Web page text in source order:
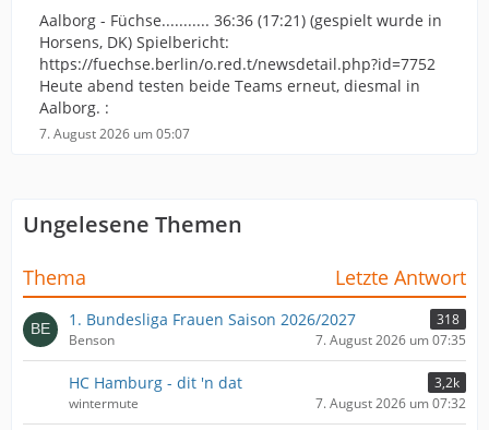
Aalborg - Füchse........... 36:36 (17:21) (gespielt wurde in
Horsens, DK) Spielbericht:
https://fuechse.berlin/o.red.t/newsdetail.php?id=7752
Heute abend testen beide Teams erneut, diesmal in
Aalborg. :
7. August 2026 um 05:07
Ungelesene Themen
Thema Letzte Antwort
1. Bundesliga Frauen Saison 2026/2027
318
Benson
7. August 2026 um 07:35
HC Hamburg - dit 'n dat
3,2k
wintermute
7. August 2026 um 07:32